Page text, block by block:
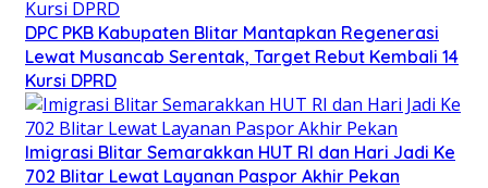
DPC PKB Kabupaten Blitar Mantapkan Regenerasi
Lewat Musancab Serentak, Target Rebut Kembali 14
Kursi DPRD
Imigrasi Blitar Semarakkan HUT RI dan Hari Jadi Ke
702 Blitar Lewat Layanan Paspor Akhir Pekan